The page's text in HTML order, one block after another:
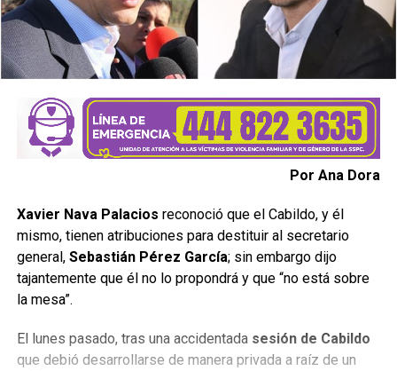
Por Ana Dora
Xavier Nava Palacios reconoció que el Cabildo, y él
mismo, tienen atribuciones para destituir al secretario
general,Sebastián Pérez García; sin embargo dijo
tajantemente que él no lo propondrá y que “no está sobre
la mesa”.
El lunes pasado, tras una accidentada sesión de Cabildo
que debió desarrollarse de manera privada a raíz de un